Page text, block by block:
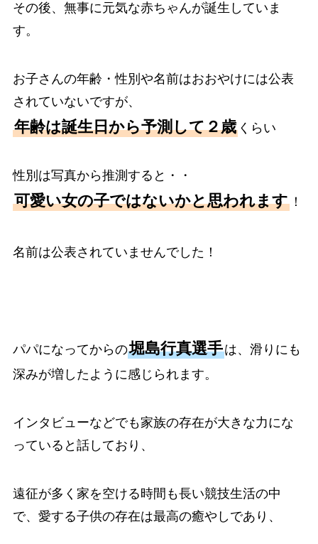
その後、無事に元気な赤ちゃんが誕生していま
す。
お子さんの年齢・性別や名前はおおやけには公表
されていないですが、
年齢は誕生日から予測して２歳くらい
性別は写真から推測すると・・
可愛い女の子ではないかと思われます！
名前は公表されていませんでした！
パパになってからの堀島行真選手は、滑りにも
深みが増したように感じられます。
インタビューなどでも家族の存在が大きな力にな
っていると話しており、
遠征が多く家を空ける時間も長い競技生活の中
で、愛する子供の存在は最高の癒やしであり、